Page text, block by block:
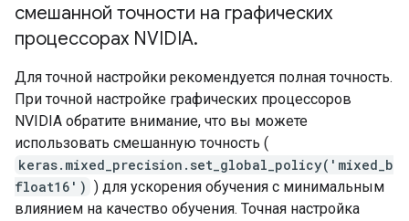
смешанной точности на графических
процессорах NVIDIA.
Для точной настройки рекомендуется полная точность.
При точной настройке графических процессоров
NVIDIA обратите внимание, что вы можете
использовать смешанную точность (
keras.mixed_precision.set_global_policy('mixed_b
float16') ) для ускорения обучения с минимальным
влиянием на качество обучения. Точная настройка